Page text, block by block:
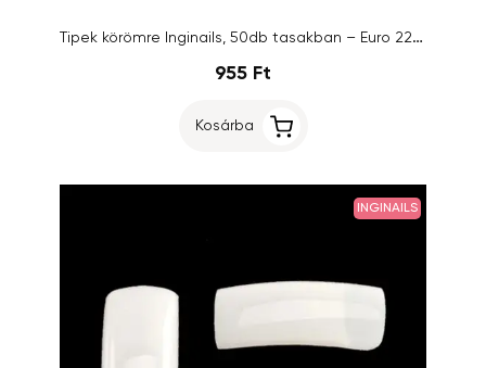
Tipek körömre Inginails, 50db tasakban – Euro 2200 Natural, 9-es
955 Ft
Kosárba
INGINAILS